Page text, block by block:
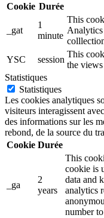
Cookie Durée
_gat
1
minute
This
Analytics
YSC
session
This
the
Statistiques
Statistiques
Les cookies analytiques
visiteurs interagissent
des informations sur les
rebond, de la source du
Cookie Durée
_ga
2
years
This
cookie is
data and
analytics
number